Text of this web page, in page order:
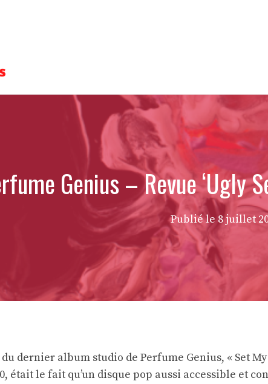
Genius – Revue ‘Ugly
Publié le 8 juillet
du dernier album studio de Perfume Genius, « Set
était le fait qu’un disque pop aussi accessible et